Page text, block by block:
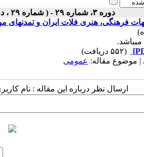
دوره ۳، شماره ۲۹ - ( شماره ۲۹ ، دوره چهارم ، سال سوم ، بهار ۱۳۹۹ ۱۳۹۹ )
فرهنگی، هنری فلات ایران و تمدنهای
می​باشد.
(۵۵۲ دریافت)
| موضوع مقاله: عمومى
ارسال نظر درباره این مقاله : نام